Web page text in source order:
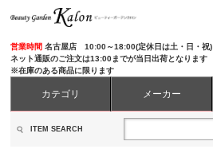
営業時間名古屋店 10:00～18:00(定休日は土・日・祝)
ネット通販のご注文は13:00までが当日出荷となります
※在庫のある商品に限ります
カテゴリ メーカー
ITEM SEARCH